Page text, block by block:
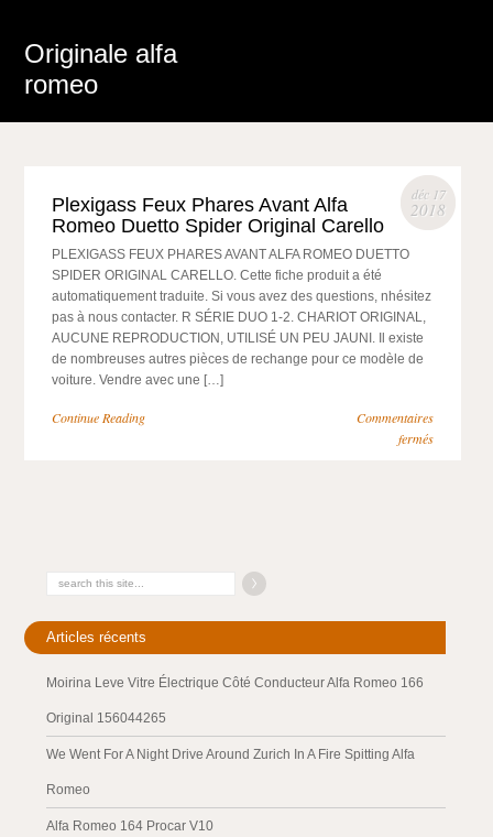
Originale alfa
romeo
déc 17
2018
Plexigass Feux Phares Avant Alfa
Romeo Duetto Spider Original Carello
PLEXIGASS FEUX PHARES AVANT ALFA ROMEO DUETTO
SPIDER ORIGINAL CARELLO. Cette fiche produit a été
automatiquement traduite. Si vous avez des questions, nhésitez
pas à nous contacter. R SÉRIE DUO 1-2. CHARIOT ORIGINAL,
AUCUNE REPRODUCTION, UTILISÉ UN PEU JAUNI. Il existe
de nombreuses autres pièces de rechange pour ce modèle de
voiture. Vendre avec une […]
Continue Reading
Commentaires
fermés
Articles récents
Moirina Leve Vitre Électrique Côté Conducteur Alfa Romeo 166
Original 156044265
We Went For A Night Drive Around Zurich In A Fire Spitting Alfa
Romeo
Alfa Romeo 164 Procar V10